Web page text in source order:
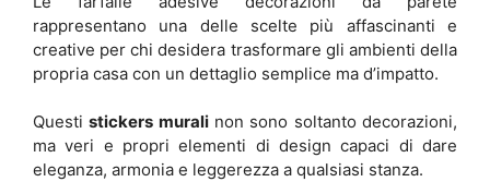
rappresentano una delle scelte più affascinanti e
creative per chi desidera trasformare gli ambienti della
propria casa con un dettaglio semplice ma d’impatto.
Questistickers muralinon sono soltanto decorazioni,
ma veri e propri elementi di design capaci di dare
eleganza, armonia e leggerezza a qualsiasi stanza.